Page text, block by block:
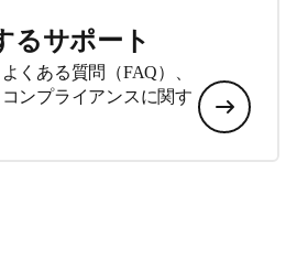
るサポート
くある質問（FAQ）、
ンプライアンスに関す